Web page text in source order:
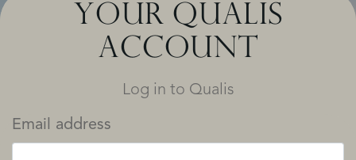
YOUR QUALIS
ACCOUNT
Log in to Qualis
Email address